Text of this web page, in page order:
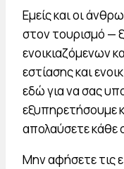
Εμείς και οι
στον τουρισμό —
ενοικιαζόμενων
εστίασης και
εδώ για να σας
εξυπηρετήσουμε
απολαύσετε κάθε
Μην αφήσετε τις